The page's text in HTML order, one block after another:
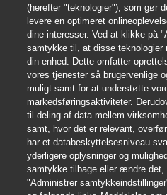
(herefter "teknologier"), som gør
levere en optimeret
dine interesser. Ved at klikke på
samtykke til, at disse teknologier
din enhed. Dette omfatter
vores tjenester så brugervenlige
muligt samt for at understøtte
markedsføringsaktiviteter.
til deling af data mellem
samt, hvor det er relevant,
har et databeskyttelsesniveau
yderligere oplysninger og
samtykke tilbage eller ændre det,
"Administrer